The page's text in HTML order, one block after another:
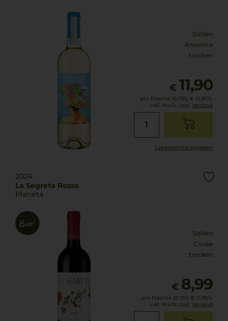
Sizilien
Ansonica
trocken
€ 11,90
pro Flasche (0.75l), € 15,87/L
inkl. MwSt. zzgl. Versand
Lebensmittel­angaben
2024
La Segreta Rosso
Planeta
Sizilien
Cuvée
trocken
€ 8,99
pro Flasche (0.75l), € 11,99/L
inkl. MwSt. zzgl. Versand